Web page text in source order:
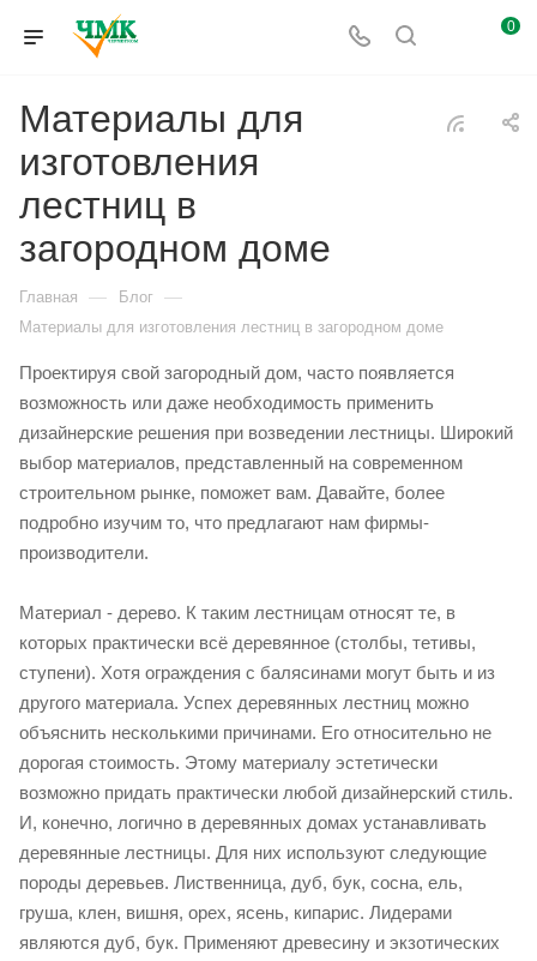
0
Материалы для
изготовления
лестниц в
загородном доме
Главная — Блог —
Материалы для изготовления лестниц в загородном доме
Проектируя свой загородный дом, часто появляется
возможность или даже необходимость применить
дизайнерские решения при возведении лестницы. Широкий
выбор материалов, представленный на современном
строительном рынке, поможет вам. Давайте, более
подробно изучим то, что предлагают нам фирмы-
производители.
Материал - дерево. К таким лестницам относят те, в
которых практически всё деревянное (столбы, тетивы,
ступени). Хотя ограждения с балясинами могут быть и из
другого материала. Успех деревянных лестниц можно
объяснить несколькими причинами. Его относительно не
дорогая стоимость. Этому материалу эстетически
возможно придать практически любой дизайнерский стиль.
И, конечно, логично в деревянных домах устанавливать
деревянные лестницы. Для них используют следующие
породы деревьев. Лиственница, дуб, бук, сосна, ель,
груша, клен, вишня, орех, ясень, кипарис. Лидерами
являются дуб, бук. Применяют древесину и экзотических